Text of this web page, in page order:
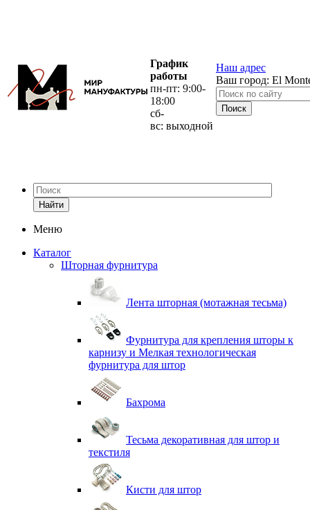
График
работы
пн-пт: 9:00-
18:00
сб-
вс: выходной
Наш адрес
Ваш город: El
Найти
Меню
Каталог
Шторная фурнитура
Лента шторная (мотажная тесьма)
Фурнитура для крепления шторы к
карнизу и Мелкая технологическая
фурнитура для штор
Бахрома
Тесьма декоративная для штор и
текстиля
Кисти для штор